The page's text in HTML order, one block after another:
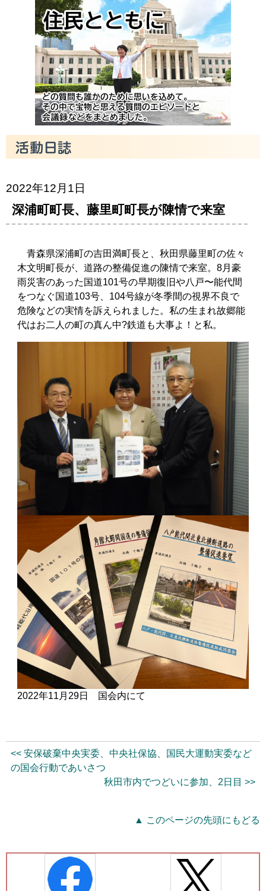
2022年12月1日
深浦町町長、藤里町町長が陳情で来室
青森県深浦町の吉田満町長と、秋田県藤里町の佐々
木文明町長が、道路の整備促進の陳情で来室。8月豪
雨災害のあった国道101号の早期復旧や八戸〜能代間
をつなぐ国道103号、104号線が冬季間の視界不良で
危険などの実情を訴えられました。私の生まれ故郷能
代はお二人の町の真ん中?鉄道も大事よ！と私。
2022年11月29日 国会内にて
<< 安保破棄中央実委、中央社保協、国民大運動実委など
の国会行動であいさつ
秋田市内でつどいに参加、2日目 >>
▲ このページの先頭にもどる